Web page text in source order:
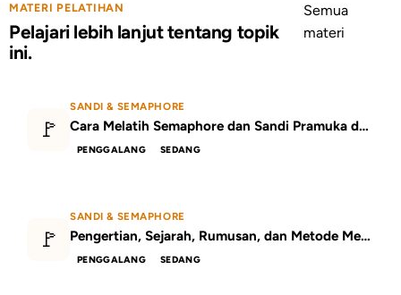
MATERI PELATIHAN
Pelajari lebih lanjut tentang topik
ini.
Semua
materi
🚩
SANDI & SEMAPHORE
Cara Melatih Semaphore dan Sandi Pramuka dengan Metode Bermain
PENGGALANG SEDANG
🚩
SANDI & SEMAPHORE
Pengertian, Sejarah, Rumusan, dan Metode Menghafal Sandi Morse
PENGGALANG SEDANG